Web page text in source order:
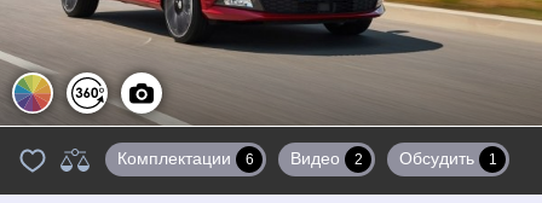
Цвета360° Фото
Комплектации 6 Видео 2 Обсудить 1